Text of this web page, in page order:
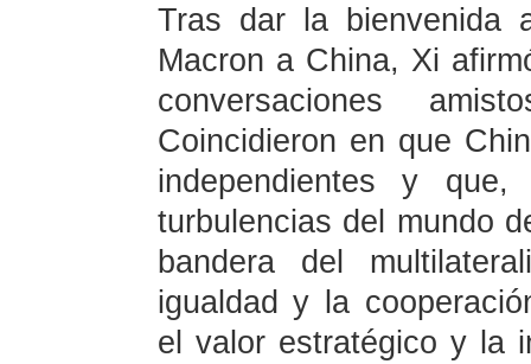
Tras dar la bienvenida
Macron a China, Xi
conversaciones
Coincidieron en que
independientes y
turbulencias del mundo
bandera del
igualdad y la
el valor estratégico y la